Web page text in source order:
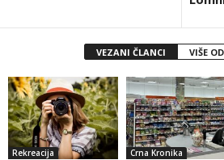
VEZANI ČLANCI VIŠE
Rekreacija Crna Kronika